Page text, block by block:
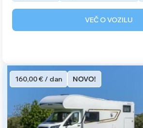
VEČ O VOZILU
160,00 € / dan NOVO!